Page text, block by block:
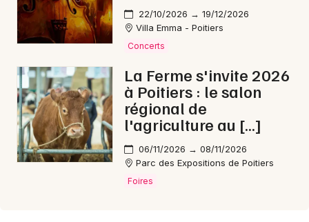
86 - Vienne
Mon email
Je m'abonne
22/10/2026 → 19/12/2026
Villa Emma - Poitiers
Concerts
La Ferme s'invite 2026
à Poitiers : le salon
régional de
l'agriculture au […]
06/11/2026 → 08/11/2026
Parc des Expositions de Poitiers
Foires